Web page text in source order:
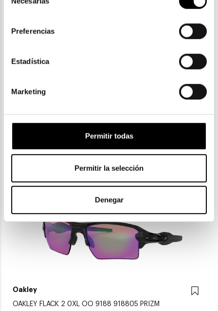
Preferencias
Estadística
Marketing
Permitir todas
Permitir la selección
Denegar
Oakley
2 colores
Oakley
OAKLEY FLACK 2 0XL OO 9188 918805 PRIZM